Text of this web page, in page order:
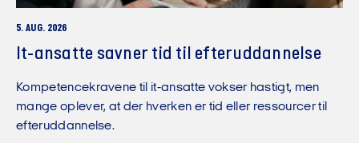
5. AUG. 2026
It-ansatte savner tid til efteruddannelse
Kompetencekravene til it-ansatte vokser hastigt, men
mange oplever, at der hverken er tid eller ressourcer til
efteruddannelse.